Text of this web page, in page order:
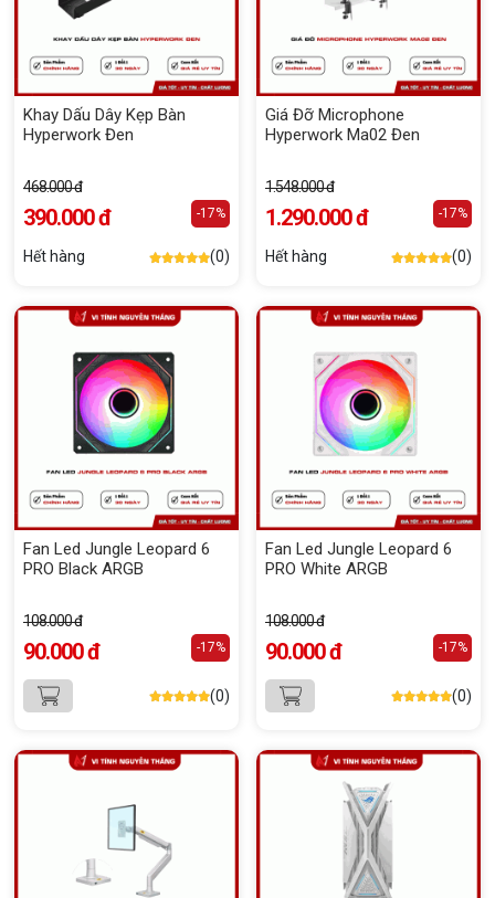
Khay Dấu Dây Kẹp Bàn
Hyperwork Đen
468.000 đ
390.000 đ -17%
Hết hàng (0)
Giá Đỡ Microphone
Hyperwork Ma02 Đen
1.548.000 đ
1.290.000 đ -17%
Hết hàng (0)
Fan Led Jungle Leopard 6
PRO Black ARGB
108.000 đ
90.000 đ -17%
(0)
Fan Led Jungle Leopard 6
PRO White ARGB
108.000 đ
90.000 đ -17%
(0)